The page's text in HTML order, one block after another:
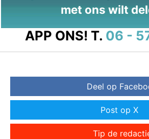
met ons wilt
APP ONS! T. 06 -
Deel op
Post op X
Tip de